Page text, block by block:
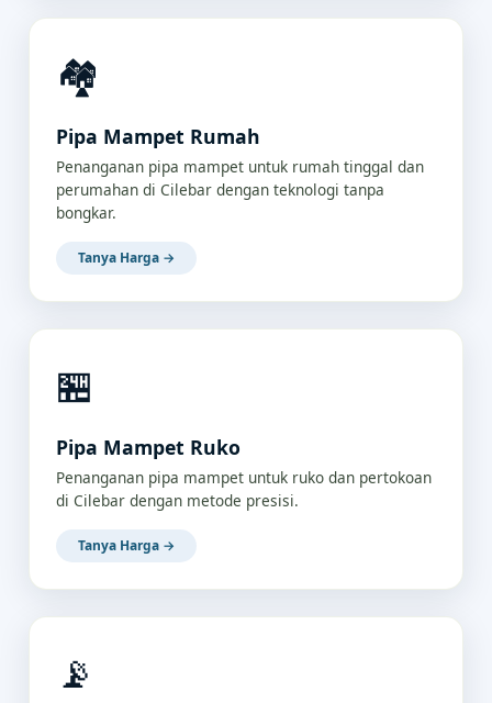
🏘️
Pipa Mampet Rumah
Penanganan pipa mampet untuk rumah tinggal dan
perumahan di Cilebar dengan teknologi tanpa
bongkar.
Tanya Harga →
🏪
Pipa Mampet Ruko
Penanganan pipa mampet untuk ruko dan pertokoan
di Cilebar dengan metode presisi.
Tanya Harga →
📡